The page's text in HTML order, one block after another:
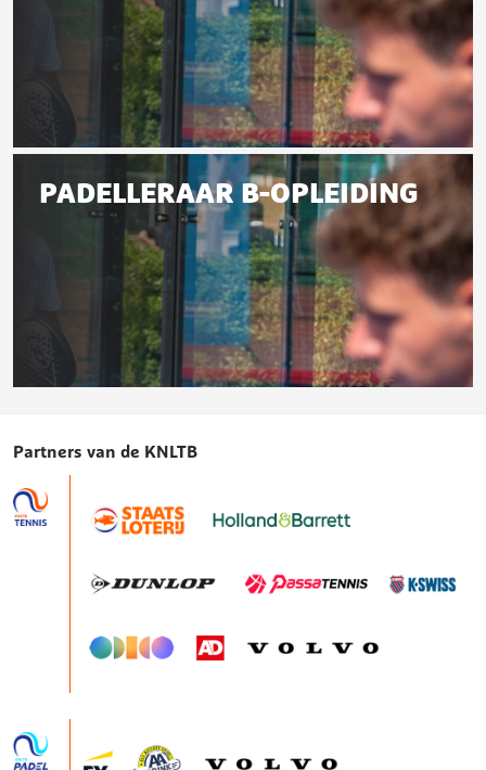
Padelleraar
A-
opleiding
PADELLERAAR B-OPLEIDING
opleiding
Partners van de KNLTB